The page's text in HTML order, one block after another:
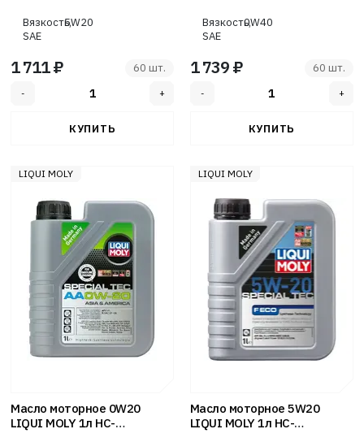
Вязкость,
SAE
5W20
1 711 ₽ 60 шт.
Вязкость,
SAE
0W40
1 739 ₽ 60 шт.
LIQUI MOLY
Масло моторное 0W20
LIQUI MOLY 1л НС-
LIQUI MOLY
Масло моторное 5W20
LIQUI MOLY 1л НС-